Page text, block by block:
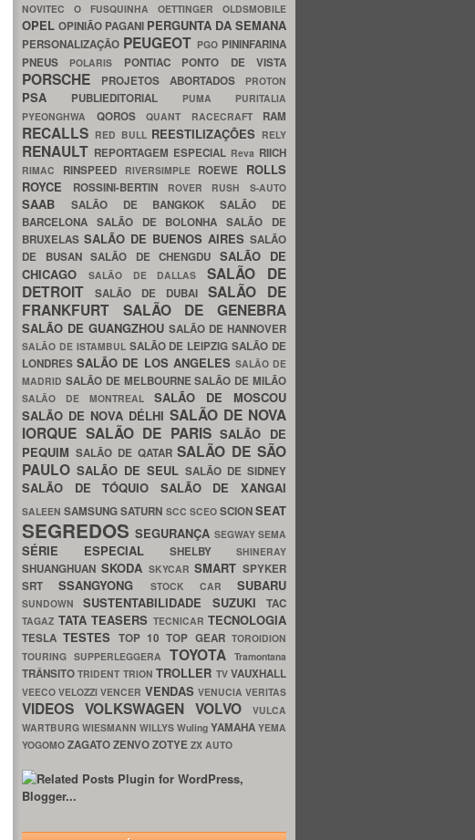
NOVITEC O FUSQUINHA OETTINGER OLDSMOBILE
OPEL OPINIÃO PAGANI PERGUNTA DA SEMANA
PERSONALIZAÇÃO PEUGEOT PGO PININFARINA
PNEUS
POLARIS PONTIAC PONTO DE VISTA
PORSCHE PROJETOS ABORTADOS PROTON
PSA PUBLIEDITORIAL PUMA PURITALIA
PYEONGHWA QOROS QUANT RACECRAFT RAM
RECALLS RED BULL REESTILIZAÇÕES RELY
RENAULT REPORTAGEM ESPECIAL Reva RIICH
RIMAC RINSPEED RIVERSIMPLE ROEWE ROLLS
ROYCE
ROSSINI-BERTIN ROVER RUSH S-AUTO
SAAB SALÃO DE BANGKOKSALÃO DE
BARCELONA SALÃO DE BOLONHASALÃO DE
BRUXELAS SALÃO DE BUENOS AIRES SALÃO
DE BUSAN SALÃO DE CHENGDU SALÃO DE
CHICAGO
SALÃO DE DALLASSALÃO DE
DETROIT
SALÃO DE DUBAI SALÃO DE
FRANKFURT SALÃO DE GENEBRA
SALÃO DE GUANGZHOU SALÃO DE HANNOVER
SALÃO DE ISTAMBUL SALÃO DE LEIPZIGSALÃO DE
LONDRESSALÃO DE LOS ANGELES SALÃO DE
MADRID SALÃO DE MELBOURNESALÃO DE MILÃO
SALÃO DE MONTREAL SALÃO DE MOSCOU
SALÃO DE NOVA DÉLHI SALÃO DE NOVA
IORQUE SALÃO DE PARISSALÃO DE
PEQUIM SALÃO DE QATARSALÃO DE SÃO
PAULO SALÃO DE SEUL SALÃO DE SIDNEY
SALÃO DE TÓQUIO SALÃO DE XANGAI
SALEENSAMSUNGSATURN SCC SCEO SCIONSEAT
SEGREDOSSEGURANÇA SEGWAYSEMA
SÉRIE ESPECIAL SHELBY SHINERAY
SHUANGHUAN SKODA SKYCARSMART SPYKER
SRTSSANGYONG STOCK CAR SUBARU
SUNDOWNSUSTENTABILIDADE SUZUKITAC
TAGAZ TATA TEASERS TECNICAR TECNOLOGIA
TESLATESTES TOP 10TOP GEARTOROIDION
TOURING SUPPERLEGGERA TOYOTATramontana
TRÂNSITOTRIDENT TRIONTROLLER TVVAUXHALL
VEECOVELOZZIVENCER VENDAS VENUCIAVERITAS
VIDEOS VOLKSWAGEN VOLVO
VULCA
WARTBURG WIESMANN WILLYS Wuling YAMAHA YEMA
YOGOMO ZAGATOZENVOZOTYE ZX AUTO